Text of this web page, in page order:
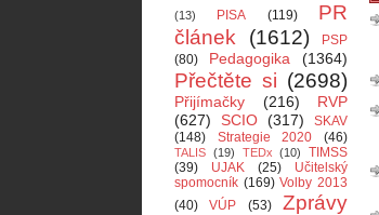
(13)
PISA (119)
PR
článek
(1612)
PSP
(80)
Pedagogika (1364)
Přečtěte si (2698)
Přijímačky (216)
RVP
(627)
SCIO (317)
SKAV
(148)
Strategie 2020 (46)
TALIS (19) TEDx (10)
TIMSS
(39)
UJAK (25)
Učitelský
spomocník (169) Volby 2013
(40)
VÚP (53)
Zprávy